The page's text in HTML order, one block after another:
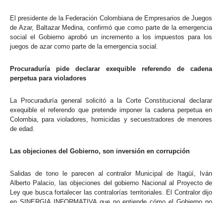
El presidente de la Federación Colombiana de Empresarios de Juegos
de Azar, Baltazar Medina, confirmó que como parte de la emergencia
social el Gobierno aprobó un incremento a los impuestos para los
juegos de azar como parte de la emergencia social.
Procuraduría pide declarar exequible referendo de cadena
perpetua para violadores
La Procuraduría general solicitó a la Corte Constitucional declarar
exequible el referendo que pretende imponer la cadena perpetua en
Colombia, para violadores, homicidas y secuestradores de menores
de edad.
Las objeciones del Gobierno, son inversión en corrupción
Salidas de tono le parecen al contralor Municipal de Itagüí, Iván
Alberto Palacio, las objeciones del gobierno Nacional al Proyecto de
Ley que busca fortalecer las contralorías territoriales. El Contralor dijo